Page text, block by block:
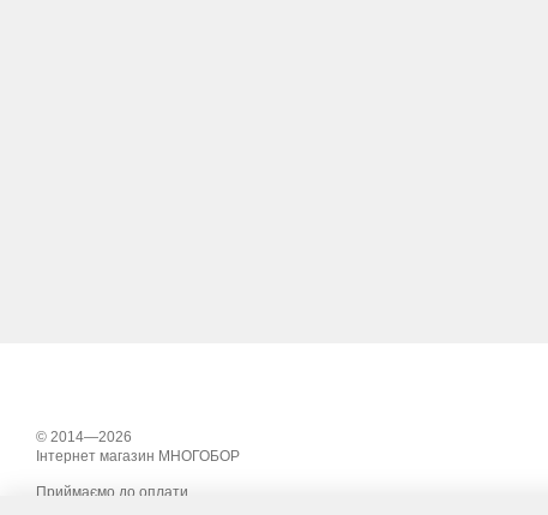
© 2014—2026
Інтернет магазин МНОГОБОР
Приймаємо до оплати